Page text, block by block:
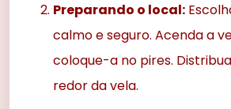
Preparando o local:
calmo e seguro. Acenda a
coloque-a no pires.
redor da vela.